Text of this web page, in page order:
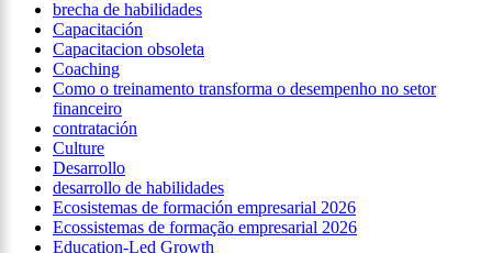
brecha de habilidades
Capacitación
Capacitacion obsoleta
Coaching
Como o treinamento transforma o desempenho no setor
financeiro
contratación
Culture
Desarrollo
desarrollo de habilidades
Ecosistemas de formación empresarial 2026
Ecossistemas de formação empresarial 2026
Education-Led Growth